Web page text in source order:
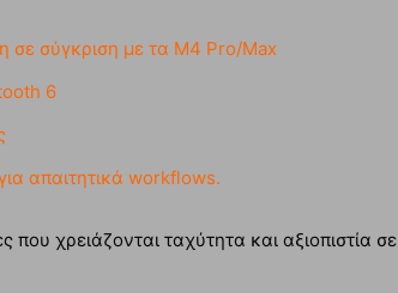
σε σύγκριση με τα M4 Pro/Max
6
απαιτητικά workflows.
χρειάζονται ταχύτητα και αξιοπιστία σε